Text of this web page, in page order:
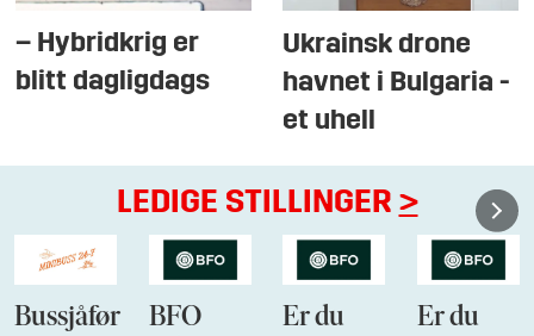
– Hybridkrig er
blitt dagligdags
Ukrainsk drone
havnet i Bulgaria -
et uhell
LEDIGE STILLINGER >
Bussjåfør
BFO
Er du
Er du